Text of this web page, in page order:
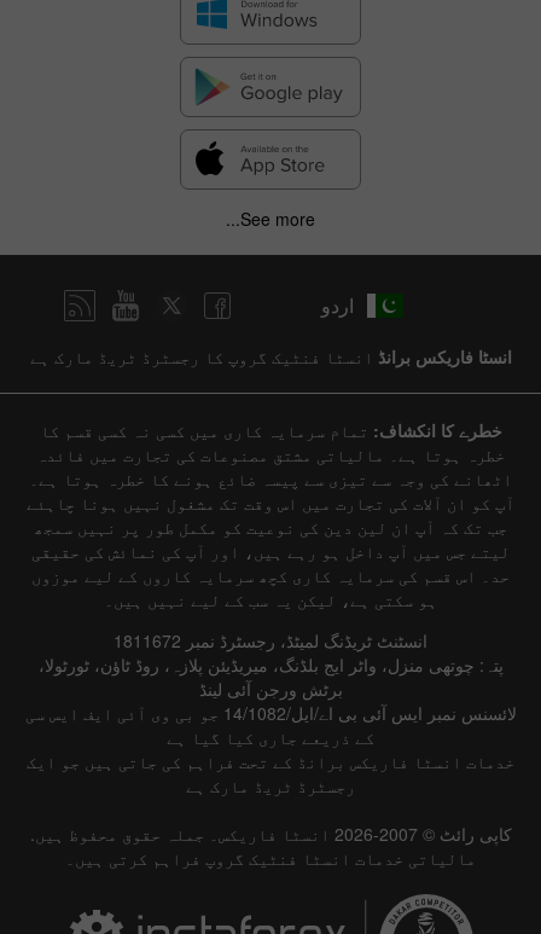
See more...
اردو
انسٹا فاریکس برانڈ انسٹا فنٹیک گروپ کا رجسٹرڈ ٹریڈ مارک ہے
خطرے کا انکشاف: تمام سرمایہ کاری میں کسی نہ کسی قسم کا
خطرہ ہوتا ہے۔ مالیاتی مشتق مصنوعات کی تجارت میں فائدہ
اٹھانے کی وجہ سے تیزی سے پیسہ ضائع ہونے کا خطرہ ہوتا ہے۔
آپ کو ان آلات کی تجارت میں اس وقت تک مشغول نہیں ہونا چاہئے
جب تک کہ آپ ان لین دین کی نوعیت کو مکمل طور پر نہیں سمجھ
لیتے جس میں آپ داخل ہو رہے ہیں، اور آپ کی نمائش کی حقیقی
حد۔ اس قسم کی سرمایہ کاری کچھ سرمایہ کاروں کے لیے موزوں
ہو سکتی ہے، لیکن یہ سب کے لیے نہیں ہیں۔
انسٹنٹ ٹریڈنگ لمیٹڈ، رجسٹرڈ نمبر 1811672
پتہ: چوتھی منزل، واٹر ایج بلڈنگ، میریڈیئن پلازہ، روڈ ٹاؤن، ٹورٹولا،
برٹش ورجن آئی لینڈ
لائسنس نمبر ایس آئی بی اے/ایل/14/1082 جو بی وی آئی ایف ایس سی
کے ذریعے جاری کیا گیا ہے
خدمات انسٹا فاریکس برانڈ کے تحت فراہم کی جاتی ہیں جو ایک
رجسٹرڈ ٹریڈ مارک ہے
کاپی رائٹ © 2007-2026 انسٹا فاریکس۔ جملہ حقوق محفوظ ہیں.
مالیاتی خدمات انسٹا فنٹیک گروپ فراہم کرتی ہیں۔